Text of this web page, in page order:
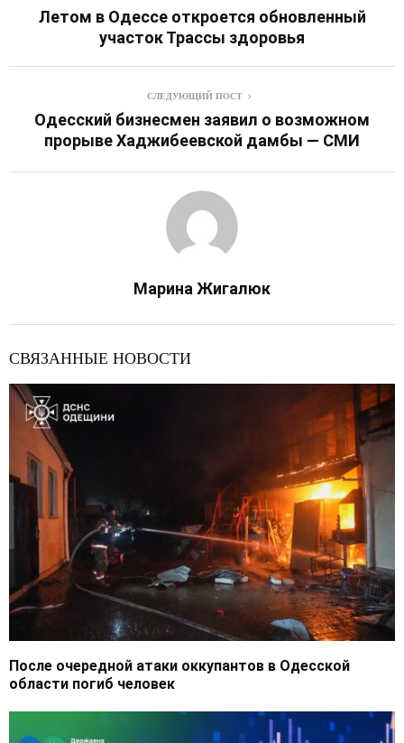
Летом в Одессе откроется обновленный
участок Трассы здоровья
СЛЕДУЮЩИЙ ПОСТ
Одесский бизнесмен заявил о возможном
прорыве Хаджибеевской дамбы — СМИ
Марина Жигалюк
СВЯЗАННЫЕ НОВОСТИ
После очередной атаки оккупантов в Одесской
области погиб человек